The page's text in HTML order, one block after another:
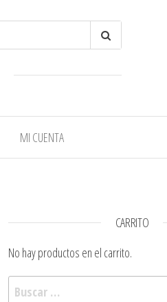
MI CUENTA
CARRITO
No hay productos en el carrito.
Buscar: